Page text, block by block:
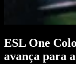
ESL One
avança para